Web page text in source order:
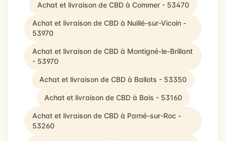
Achat et livraison de CBD à Commer - 53470
Achat et livraison de CBD à Nuillé-sur-Vicoin -
53970
Achat et livraison de CBD à Montigné-le-Brillant
- 53970
Achat et livraison de CBD à Ballots - 53350
Achat et livraison de CBD à Bais - 53160
Achat et livraison de CBD à Parné-sur-Roc -
53260